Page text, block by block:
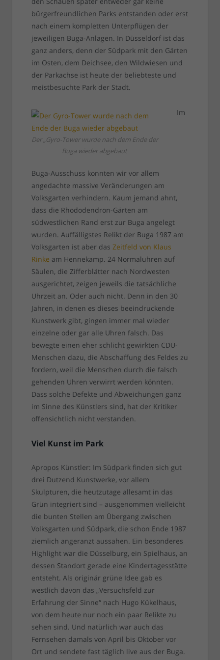
bürgerfreundlichen Parks entstanden oder erst
nach einem kompletten Unterpflügen der
jeweiligen Buga-Anlagen. In Düsseldorf ist das
ganz anders, denn der Südpark mit den Gärten
im Osten, dem Deichsee, den Wildwiesen und
der Parkachse ist heute der beliebteste und
meistbesuchte Park der Stadt.
Der „Gyro-Tower wurde nach dem Ende der
Buga wieder abgebaut
Im
Buga-Ausschuss konnten wir vor allem
angedachte massive Veränderungen am
Volksgarten verhindern. Kaum jemand ahnt,
dass die Rhododendron-Gärten am
südwestlichen Rand erst zur Buga angelegt
wurden. Auffälligstes Relikt der Buga 1987 am
Volksgarten ist aber das Zeitfeld von Klaus
Rinke am Hennekamp. 24 Normaluhren auf
Säulen, die Zifferblätter nach Nordwesten
ausgerichtet, zeigen jeweils die tatsächliche
Uhrzeit an. Oder auch nicht. Denn in den 30
Jahren, in denen es dieses beeindruckende
Kunstwerk gibt, gingen immer mal wieder
einzelne oder gar alle Uhren falsch. Das
bewegte einen eher schlicht gewirkten CDU-
Menschen dazu, die Abschaffung des Feldes zu
fordern, weil die Menschen durch die falsch
gehenden Uhren verwirrt werden könnten.
Dass solche Defekte und Abweichungen ganz
im Sinne des Künstlers sind, hat der Kritiker
offensichtlich nicht verstanden.
Viel Kunst im Park
Apropos Künstler: Im Südpark finden sich gut
drei Dutzend Kunstwerke, vor allem
Skulpturen, die heutzutage allesamt in das
Grün integriert sind – ausgenommen vielleicht
die bunten Stellen am Übergang zwischen
Volksgarten und Südpark, die schon Ende 1987
ziemlich angeranzt aussahen. Ein besonderes
Highlight war die Düsselburg, ein Spielhaus, an
dessen Standort gerade eine Kindertagesstätte
entsteht. Als originär grüne Idee gab es
westlich davon das „Versuchsfeld zur
Erfahrung der Sinne“ nach Hugo Kükelhaus,
von dem heute nur noch ein paar Relikte zu
sehen sind. Und natürlich war auch das
Fernsehen damals von April bis Oktober vor
Ort und sendete fast täglich live aus der Buga.